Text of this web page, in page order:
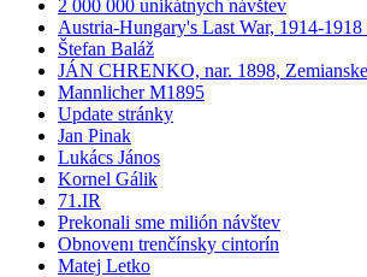
2 000 000 unikátnych návštev
Austria-Hungary's Last War, 1914-
Štefan Baláž
JÁN CHRENKO, nar. 1898,
Mannlicher M1895
Update stránky
Jan Pinak
Lukács János
Kornel Gálik
71.IR
Prekonali sme milión návštev
Obnovenı trenčínsky cintorín
Matej Letko